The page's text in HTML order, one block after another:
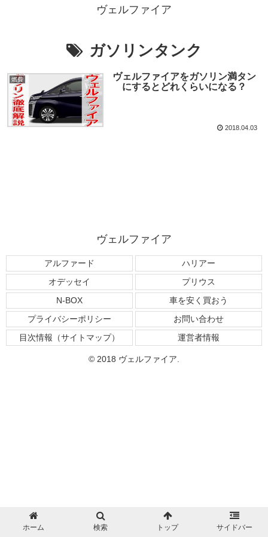
ヴェルファイア
ガソリンタンク
燃費
ヴェルファイアをガソリン満タン
にするとどれくらいになる？
2018.04.03
ヴェルファイア
アルファード
ハリアー
オデッセイ
プリウス
N-BOX
車を安く買おう
プライバシーポリシー
お問い合わせ
目次情報（サイトマップ）
運営者情報
© 2018 ヴェルファイア.
ホーム 検索 トップ サイドバー